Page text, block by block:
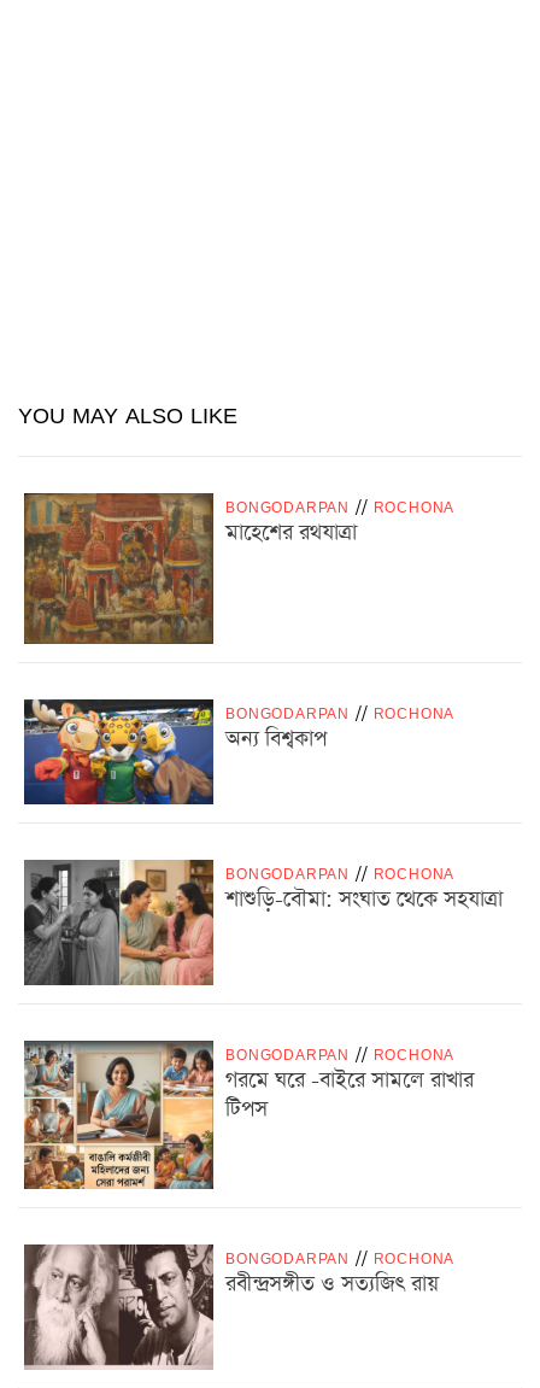
YOU MAY ALSO LIKE
BONGODARPAN // ROCHONA
মাহেশের রথযাত্রা
BONGODARPAN // ROCHONA
অন্য বিশ্বকাপ
BONGODARPAN // ROCHONA
শাশুড়ি-বৌমা: সংঘাত থেকে সহযাত্রা
BONGODARPAN // ROCHONA
গরমে ঘরে -বাইরে সামলে রাখার
টিপস
BONGODARPAN // ROCHONA
রবীন্দ্রসঙ্গীত ও সত্যজিৎ রায়